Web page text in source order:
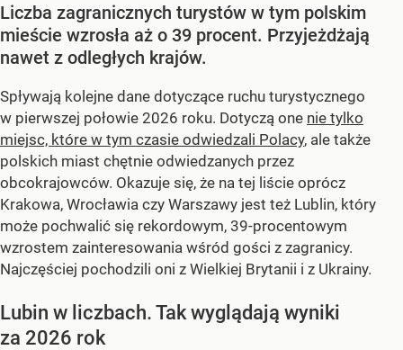
Liczba zagranicznych turystów w tym polskim
mieście wzrosła aż o 39 procent. Przyjeżdżają
nawet z odległych krajów.
Spływają kolejne dane dotyczące ruchu turystycznego
w pierwszej połowie 2026 roku. Dotyczą one nie tylko
miejsc, które w tym czasie odwiedzali Polacy, ale także
polskich miast chętnie odwiedzanych przez
obcokrajowców. Okazuje się, że na tej liście oprócz
Krakowa, Wrocławia czy Warszawy jest też Lublin, który
może pochwalić się rekordowym, 39-procentowym
wzrostem zainteresowania wśród gości z zagranicy.
Najczęściej pochodzili oni z Wielkiej Brytanii i z Ukrainy.
Lubin w liczbach. Tak wyglądają wyniki
za 2026 rok